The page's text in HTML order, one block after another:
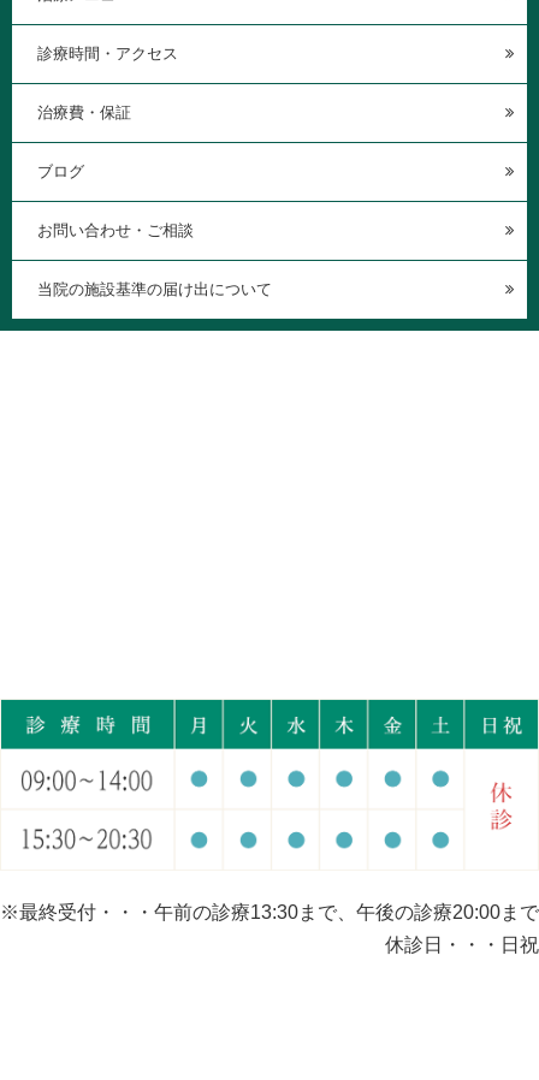
診療時間・アクセス
治療費・保証
ブログ
お問い合わせ・ご相談
当院の施設基準の届け出について
※最終受付・・・午前の診療13:30まで、午後の診療20:00まで
休診日・・・日祝